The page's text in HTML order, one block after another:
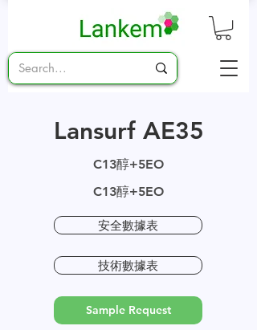
Lansurf AE35
C13醇+5EO
C13醇+5EO
安全數據表
技術數據表
Sample Request